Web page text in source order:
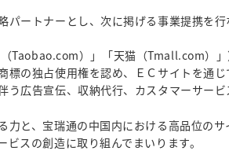
ートナーとし、次に掲げる事業提携を行
Taobao.com）」「天猫（Tmall.com）
標の独占使用権を認め、ＥＣサイトを通じ
広告宣伝、収納代行、カスタマーサービ
力と、宝瑞通の中国内における高品位の
スの創造に取り組んでまいります。